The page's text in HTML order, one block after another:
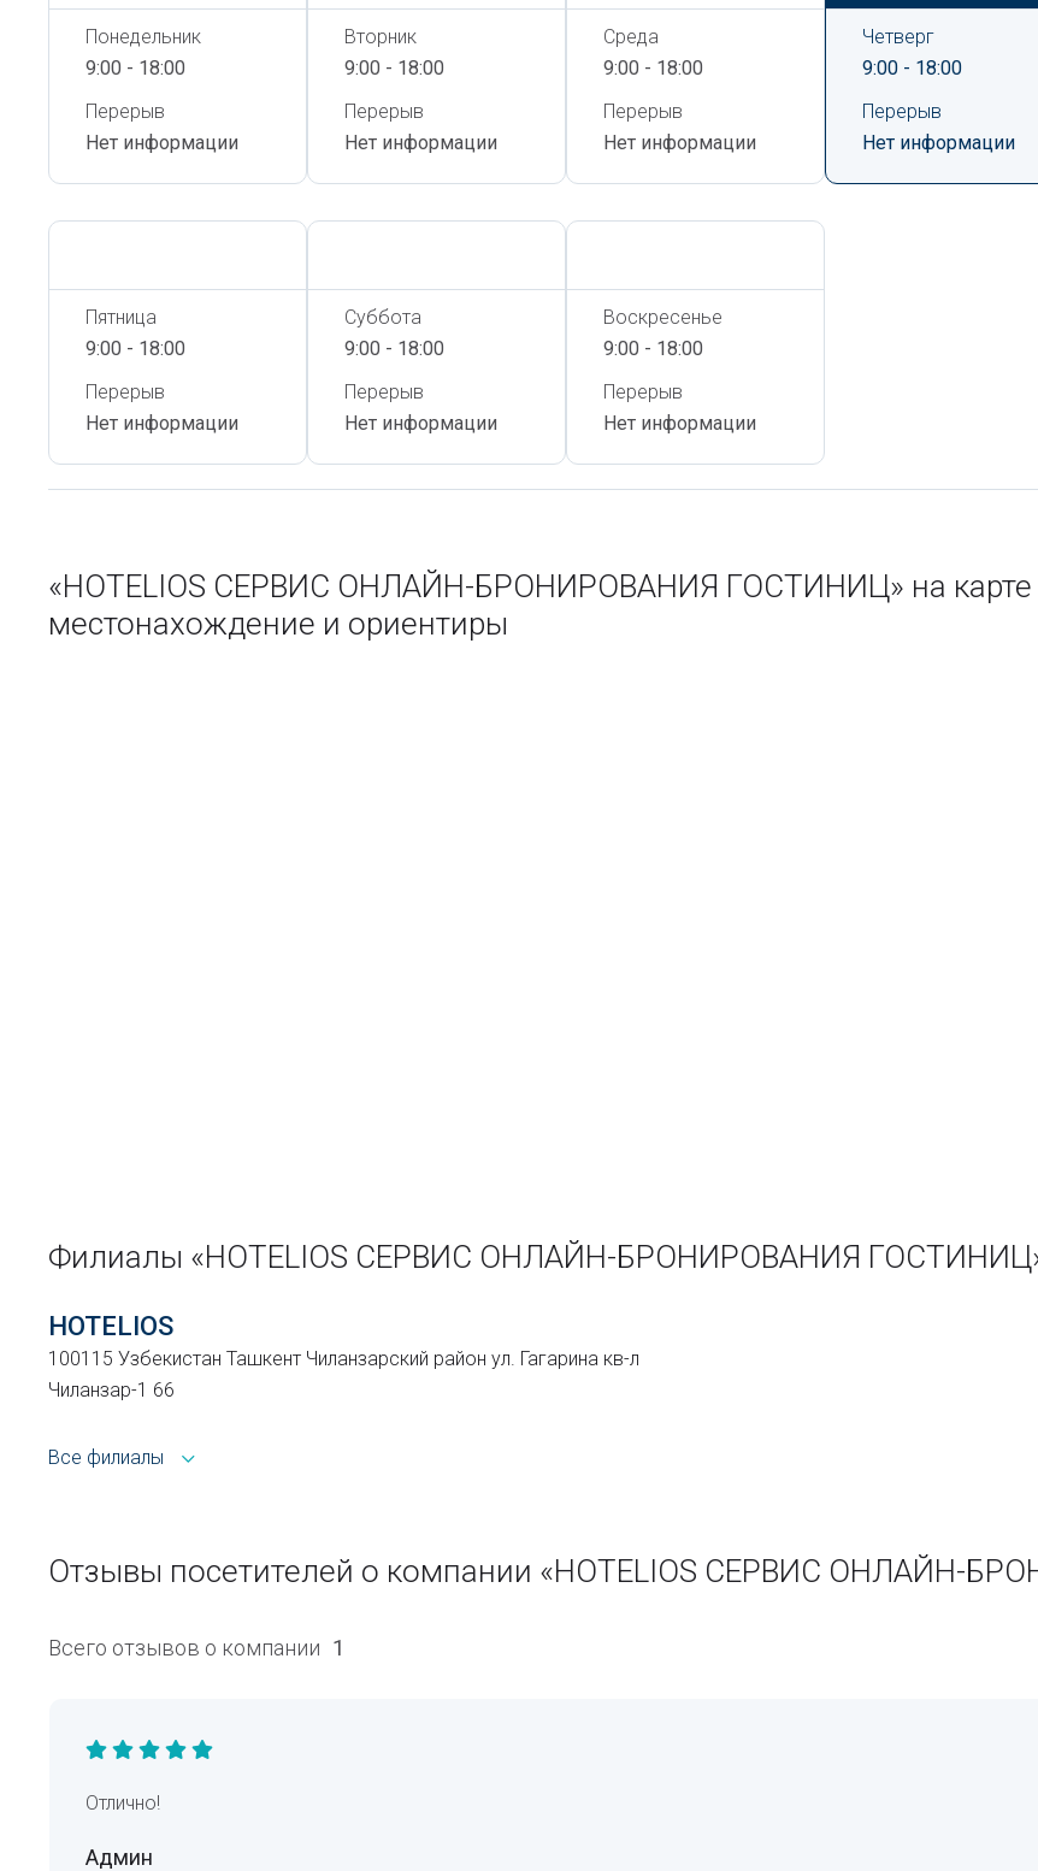
Понедельник
9:00 - 18:00
Перерыв
Нет информации
Вторник
9:00 - 18:00
Перерыв
Нет информации
Среда
9:00 - 18:00
Перерыв
Нет информации
Четверг
9:00 - 18:00
Перерыв
Нет информации
Пятница
9:00 - 18:00
Перерыв
Нет информации
Суббота
9:00 - 18:00
Перерыв
Нет информации
Воскресенье
9:00 - 18:00
Перерыв
Нет информации
«HOTELIOS СЕРВИС ОНЛАЙН-БРОНИРОВАНИЯ ГОСТИНИЦ» на карте
местонахождение и ориентиры
Филиалы «HOTELIOS СЕРВИС ОНЛАЙН-БРОНИРОВАНИЯ
HOTELIOS
100115 Узбекистан Ташкент Чиланзарский район ул. Гагарина кв-л
Чиланзар-1 66
Все филиалы
Отзывы посетителей о компании «HOTELIOS СЕРВИС ОНЛАЙН-
Всего отзывов о компании 1
Отлично!
Админ